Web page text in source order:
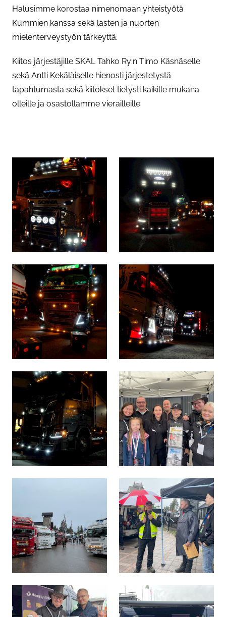
Halusimme korostaa nimenomaan yhteistyötä
Kummien kanssa sekä lasten ja nuorten
mielenterveystyön tärkeyttä.
Kiitos järjestäjille SKAL Tahko Ry:n Timo Käsnäselle
sekä Antti Kekäläiselle hienosti järjestetystä
tapahtumasta sekä kiitokset tietysti kaikille mukana
olleille ja osastollamme vierailleille.